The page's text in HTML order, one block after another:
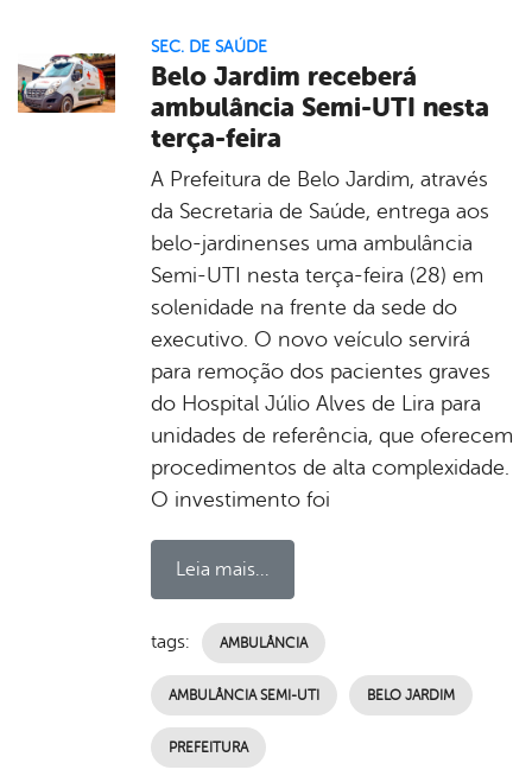
SEC. DE SAÚDE
Belo Jardim receberá
ambulância Semi-UTI nesta
terça-feira
A Prefeitura de Belo Jardim, através
da Secretaria de Saúde, entrega aos
belo-jardinenses uma ambulância
Semi-UTI nesta terça-feira (28) em
solenidade na frente da sede do
executivo. O novo veículo servirá
para remoção dos pacientes graves
do Hospital Júlio Alves de Lira para
unidades de referência, que oferecem
procedimentos de alta complexidade.
O investimento foi
Leia mais...
tags: AMBULÂNCIA
AMBULÂNCIA SEMI-UTI BELO JARDIM
PREFEITURA